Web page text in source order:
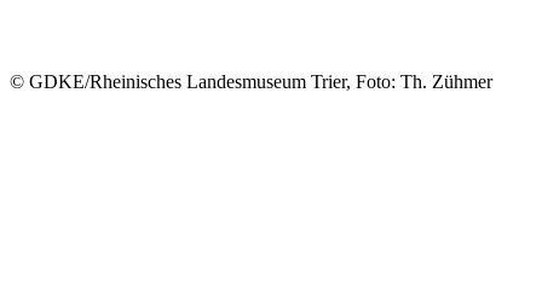
© GDKE/Rheinisches Landesmuseum Trier, Foto: Th. Zühmer